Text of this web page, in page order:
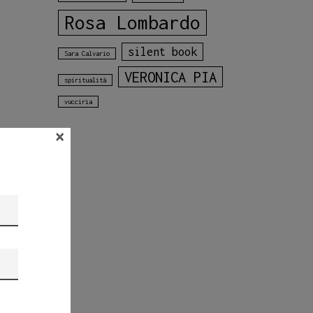
Rosa Lombardo
Sara Calvario silent book
spiritualità VERONICA PIA
vucciria
×